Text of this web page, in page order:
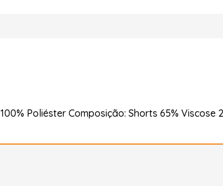
Poliéster Composição: Shorts 65% Viscose